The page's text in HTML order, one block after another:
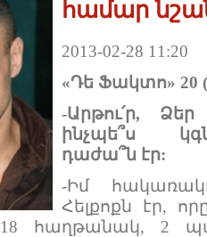
համար
2013-02-28 11:20
«Դե Ֆակտո» 20
-Արթու՛ր,
ինչպե՞ս
դաժա՞ն էր:
-Իմ
Հելքոքն էր,
հաղթանակ, 2